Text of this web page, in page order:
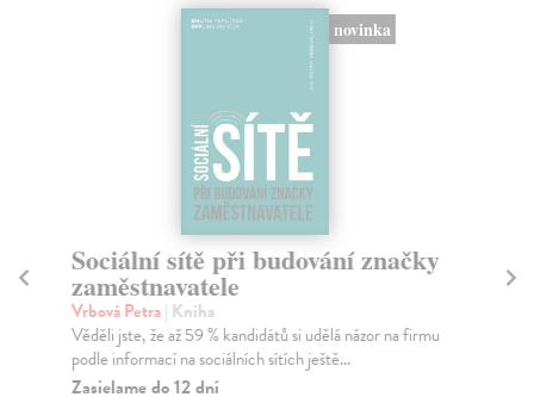
novinka
Sociální sítě při budování značky
zaměstnavatele
Vrbová Petra| Kniha
Věděli jste, že až 59 % kandidátů si udělá názor na firmu
podle informací na sociálních sítích ještě...
Zasielame do 12 dní